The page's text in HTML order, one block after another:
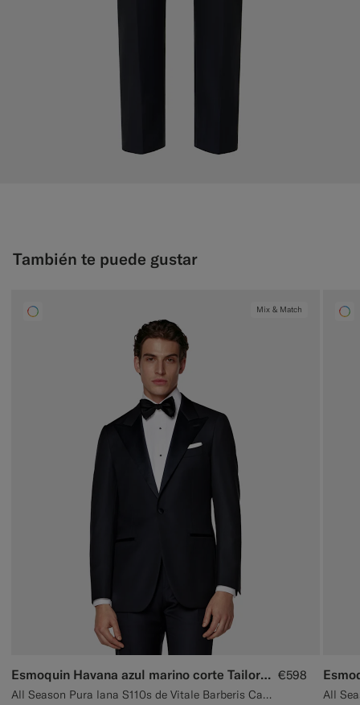
También te puede gustar
Mix & Match
Esmoquin Havana azul marino corte Tailored
All Season Pura lana S110s de Vitale Barberis Canonico, Italia
€598